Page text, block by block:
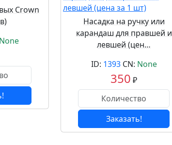
Crown
None
Насадка на ручку или
карандаш для правшей и
левшей (цен…
ID: 1393CN: None
350 ₽
Заказать!